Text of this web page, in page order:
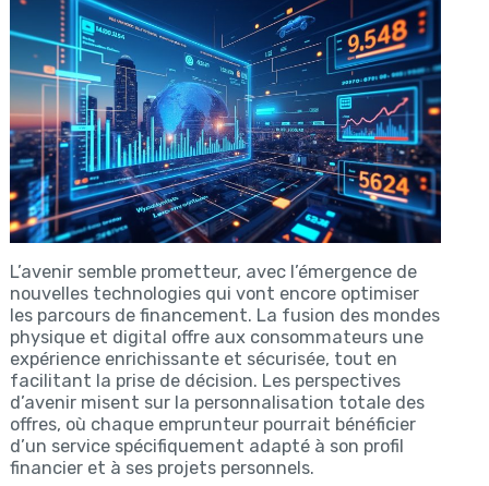
L’avenir semble prometteur, avec l’émergence de
nouvelles technologies qui vont encore optimiser
les parcours de financement. La fusion des mondes
physique et digital offre aux consommateurs une
expérience enrichissante et sécurisée, tout en
facilitant la prise de décision. Les perspectives
d’avenir misent sur la personnalisation totale des
offres, où chaque emprunteur pourrait bénéficier
d’un service spécifiquement adapté à son profil
financier et à ses projets personnels.